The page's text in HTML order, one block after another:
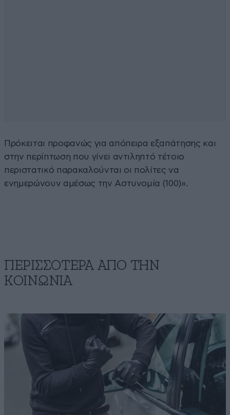
Πρόκειται προφανώς για απόπειρα εξαπάτησης και
στην περίπτωση που γίνει αντιληπτό τέτοιο
περιστατικό παρακαλούνται οι πολίτες να
ενημερώνουν αμέσως την Αστυνομία (100)».
ΠΕΡΙΣΣΟΤΕΡΑ ΑΠΟ ΤΗΝ
ΚΟΙΝΩΝΙΑ